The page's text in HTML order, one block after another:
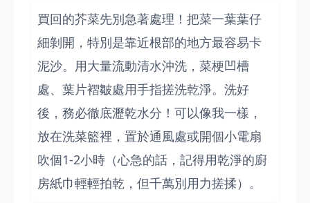
買回的芥菜先別急著處理！把菜一葉葉仔
細剝開，特別是靠近根部的地方最容易卡
泥沙。用大量流動清水沖洗，菜梗凹槽
處、葉片褶皺處用手指搓洗乾淨。洗好
後，務必徹底瀝乾水分！可以像我一樣，
放在洗菜籃裡，置於通風處或開個小電扇
吹個1-2小時（心急的話，記得用乾淨的廚
房紙巾輕輕拍乾，但千萬別用力搓揉）。